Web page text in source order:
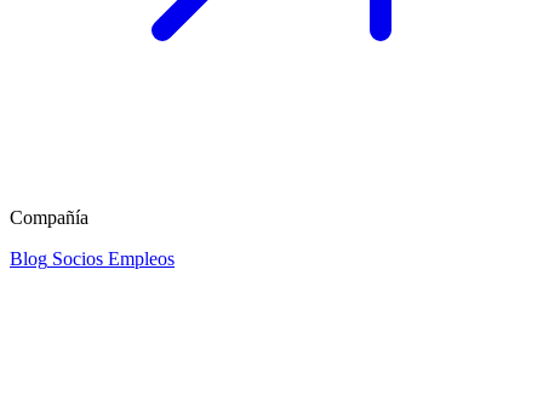
Compañía
Blog Socios Empleos